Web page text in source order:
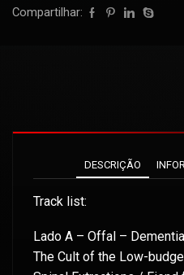
Compartilhar:
DESCRIÇÃO
Track list:
Lado A – Offal –
The Cult of the Low-